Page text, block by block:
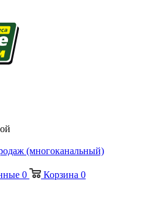
(многоканальный)
0 Корзина 0